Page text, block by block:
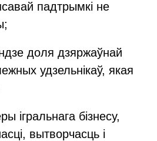
падтрымкі не
доля дзяржаўнай
удзельнікаў, якая
ігральнага бізнесу,
вытворчасць і